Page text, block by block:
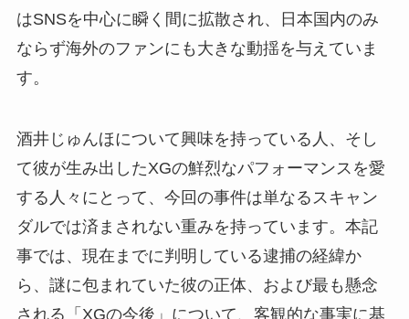
はSNSを中心に瞬く間に拡散され、日本国内のみ
ならず海外のファンにも大きな動揺を与えていま
す。
酒井じゅんほについて興味を持っている人、そし
て彼が生み出したXGの鮮烈なパフォーマンスを愛
する人々にとって、今回の事件は単なるスキャン
ダルでは済まされない重みを持っています。本記
事では、現在までに判明している逮捕の経緯か
ら、謎に包まれていた彼の正体、および最も懸念
される「XGの今後」について、客観的な事実に基